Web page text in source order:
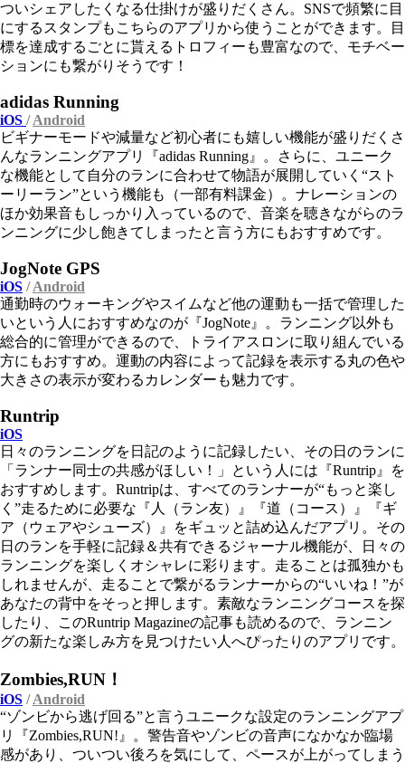
ついシェアしたくなる仕掛けが盛りだくさん。SNSで頻繁に目
にするスタンプもこちらのアプリから使うことができます。目
標を達成するごとに貰えるトロフィーも豊富なので、モチベー
ションにも繋がりそうです！
adidas Running
iOS /Android
ビギナーモードや減量など初心者にも嬉しい機能が盛りだくさ
んなランニングアプリ『adidas Running』。さらに、ユニーク
な機能として自分のランに合わせて物語が展開していく“スト
ーリーラン”という機能も（一部有料課金）。ナレーションの
ほか効果音もしっかり入っているので、音楽を聴きながらのラ
ンニングに少し飽きてしまったと言う方にもおすすめです。
JogNote GPS
iOS /Android
通勤時のウォーキングやスイムなど他の運動も一括で管理した
いという人におすすめなのが『JogNote』。ランニング以外も
総合的に管理ができるので、トライアスロンに取り組んでいる
方にもおすすめ。運動の内容によって記録を表示する丸の色や
大きさの表示が変わるカレンダーも魅力です。
Runtrip
iOS
日々のランニングを日記のように記録したい、その日のランに
「ランナー同士の共感がほしい！」という人には『Runtrip』を
おすすめします。Runtripは、すべてのランナーが“もっと楽し
く”走るために必要な『人（ラン友）』『道（コース）』『ギ
ア（ウェアやシューズ）』をギュッと詰め込んだアプリ。その
日のランを手軽に記録＆共有できるジャーナル機能が、日々の
ランニングを楽しくオシャレに彩ります。走ることは孤独かも
しれませんが、走ることで繋がるランナーからの“いいね！”が
あなたの背中をそっと押します。素敵なランニングコースを探
したり、このRuntrip Magazineの記事も読めるので、ランニン
グの新たな楽しみ方を見つけたい人へぴったりのアプリです。
Zombies,RUN！
iOS /Android
“ゾンビから逃げ回る”と言うユニークな設定のランニングアプ
リ『Zombies,RUN!』。警告音やゾンビの音声になかなか臨場
感があり、ついつい後ろを気にして、ペースが上がってしまう